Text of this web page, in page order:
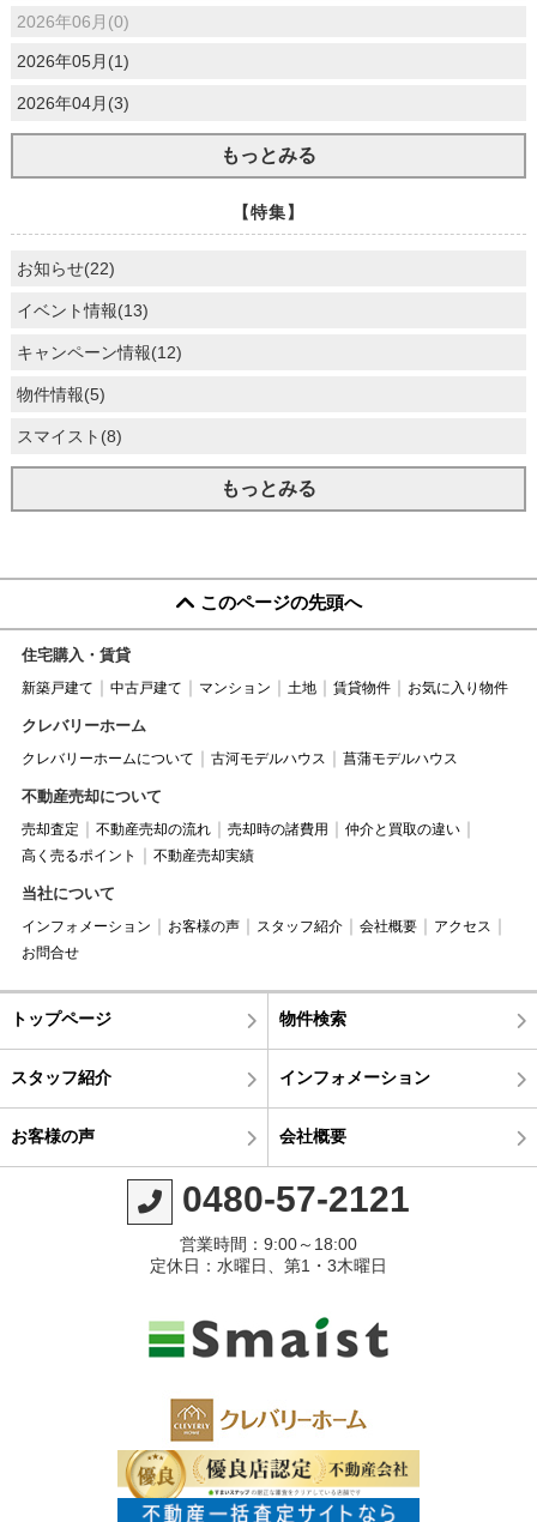
2026年06月(0)
2026年05月(1)
2026年04月(3)
もっとみる
【特集】
お知らせ(22)
イベント情報(13)
キャンペーン情報(12)
物件情報(5)
スマイスト(8)
もっとみる
このページの先頭へ
住宅購入・賃貸
新築戸建て 中古戸建て マンション 土地 賃貸物件 お気に入り物件
クレバリーホーム
クレバリーホームについて 古河モデルハウス 菖蒲モデルハウス
不動産売却について
売却査定 不動産売却の流れ 売却時の諸費用
仲介と買取の違い
高く売るポイント
不動産売却実績
当社について
インフォメーション お客様の声 スタッフ紹介 会社概要
アクセス
お問合せ
トップページ 物件検索
スタッフ紹介 インフォメーション
お客様の声 会社概要
0480-57-2121
営業時間：9:00～18:00
定休日：水曜日、第1・3木曜日